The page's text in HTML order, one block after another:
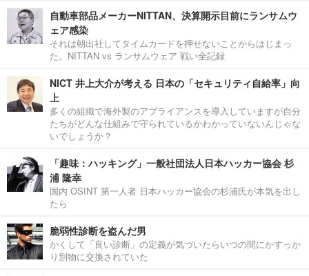
自動車部品メーカーNITTAN、決算開示目前にランサムウ
ェア感染
それは朝出社してタイムカードを押せないことからはじまっ
た。NITTAN vs ランサムウェア 戦い全記録
NICT 井上大介が考える 日本の「セキュリティ自給率」向
上
多くの組織で海外製のアプライアンスを導入していますが自分
たちがどんな仕組みで守られているかわかっていないんじゃな
いでしょうか？
「趣味：ハッキング」一般社団法人日本ハッカー協会 杉
浦 隆幸
国内 OSINT 第一人者 日本ハッカー協会の杉浦氏が本気を出し
たら
脆弱性診断を盗んだ男
かくして「良い診断」の定義が気づいたらいつの間にかすっか
り別物に交換されていた